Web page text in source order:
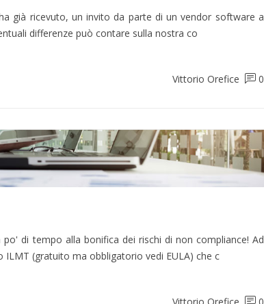
già ricevuto, un invito da parte di un vendor software a
differenze può contare sulla nostra co
Vittorio Orefice 0
di tempo alla bonifica dei rischi di non compliance! Ad
(gratuito ma obbligatorio vedi EULA) che c
Vittorio Orefice 0